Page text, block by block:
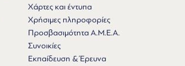
Χάρτες και έντυπα
Χρήσιμες πληροφορίες
Προσβασιμότητα Α.Μ.Ε.Α.
Συνοικίες
Εκπαίδευση & Έρευνα